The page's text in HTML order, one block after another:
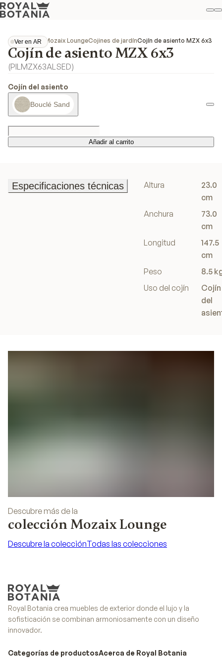
Ver en AR
Ver en AR
Colecciones Mozaix LoungeCojines de jardínCojín de asiento MZX 6x3
Cojín de asiento MZX 6x3
(PILMZX63ALSED)
Cojín del asiento
Bouclé Sand
Añadir al carrito
Añadir al carrito
Especificaciones técnicas
Altura
23.0
cm
Anchura
73.0
cm
Longitud
147.5
cm
Peso
8.5
Uso del cojín
Cojín
del
Descubre más de la
colección Mozaix Lounge
Descubre la colecciónTodas las colecciones
Royal Botania crea muebles de exterior donde el lujo y la
sofisticación se combinan armoniosamente con un diseño
innovador.
Categorías de productosAcerca de Royal Botania